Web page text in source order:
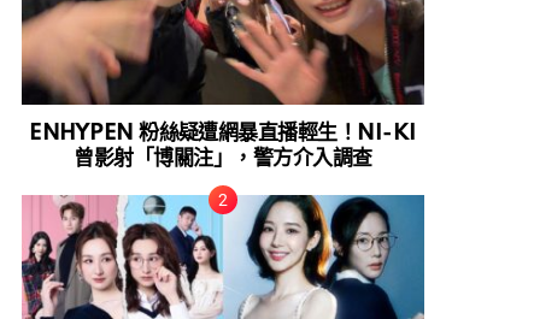
ENHYPEN 粉絲疑遭網暴直播輕生！NI-KI
曾影射「博關注」，警方介入調查